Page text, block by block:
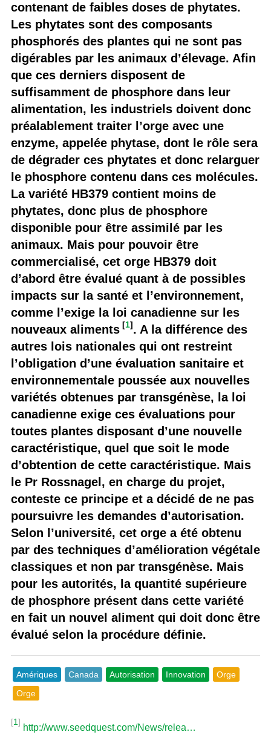
contenant de faibles doses de phytates.
Les phytates sont des composants
phosphorés des plantes qui ne sont pas
digérables par les animaux d’élevage. Afin
que ces derniers disposent de
suffisamment de phosphore dans leur
alimentation, les industriels doivent donc
préalablement traiter l’orge avec une
enzyme, appelée phytase, dont le rôle sera
de dégrader ces phytates et donc relarguer
le phosphore contenu dans ces molécules.
La variété HB379 contient moins de
phytates, donc plus de phosphore
disponible pour être assimilé par les
animaux. Mais pour pouvoir être
commercialisé, cet orge HB379 doit
d’abord être évalué quant à de possibles
impacts sur la santé et l’environnement,
comme l’exige la loi canadienne sur les
nouveaux aliments [1]. A la différence des
autres lois nationales qui ont restreint
l’obligation d’une évaluation sanitaire et
environnementale poussée aux nouvelles
variétés obtenues par transgénèse, la loi
canadienne exige ces évaluations pour
toutes plantes disposant d’une nouvelle
caractéristique, quel que soit le mode
d’obtention de cette caractéristique. Mais
le Pr Rossnagel, en charge du projet,
conteste ce principe et a décidé de ne pas
poursuivre les demandes d’autorisation.
Selon l’université, cet orge a été obtenu
par des techniques d’amélioration végétale
classiques et non par transgénèse. Mais
pour les autorités, la quantité supérieure
de phosphore présent dans cette variété
en fait un nouvel aliment qui doit donc être
évalué selon la procédure définie.
Amériques Canada Autorisation Innovation
Orge
Orge
[1]
http://www.seedquest.com/News/relea…